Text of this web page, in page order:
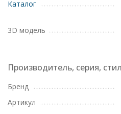
Каталог
3D модель
Производитель, серия,
Бренд
Артикул